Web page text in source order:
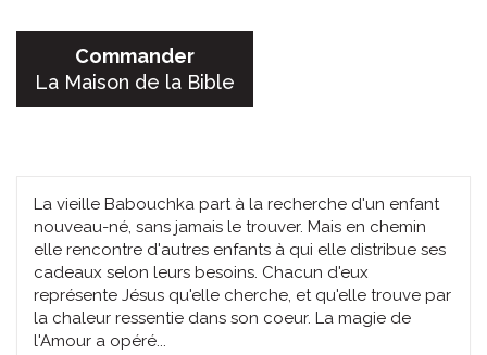
Commander
La Maison de la Bible
La vieille Babouchka part à la recherche d'un enfant
nouveau-né, sans jamais le trouver. Mais en chemin
elle rencontre d'autres enfants à qui elle distribue ses
cadeaux selon leurs besoins. Chacun d'eux
représente Jésus qu'elle cherche, et qu'elle trouve par
la chaleur ressentie dans son coeur. La magie de
l'Amour a opéré...